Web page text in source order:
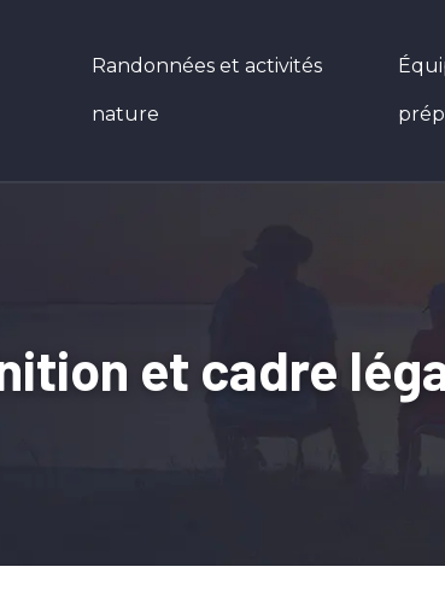
Randonnées et activités
nature
et cadre